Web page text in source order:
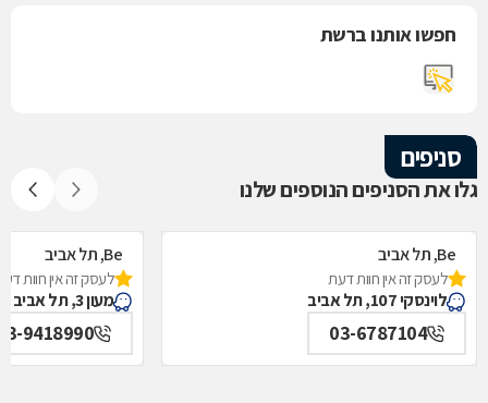
חפשו אותנו ברשת
סניפים
גלו את הסניפים הנוספים שלנו
Be, תל אביב
לעסק זה אין חוות דעת
לוינסקי 107, תל אביב
03-6787104
Be, תל אביב
לעסק זה אין חוות
מעון 3, תל אביב
9418990